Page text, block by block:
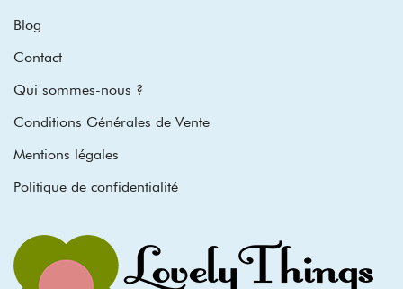
Blog
Contact
Qui sommes-nous ?
Conditions Générales de Vente
Mentions légales
Politique de confidentialité